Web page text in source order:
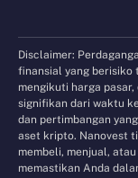
Disclaimer:
finansial yang
mengikuti harga
signifikan dari waktu
dan pertimbangan
aset kripto. Nanovest
membeli, menjual,
memastikan Anda